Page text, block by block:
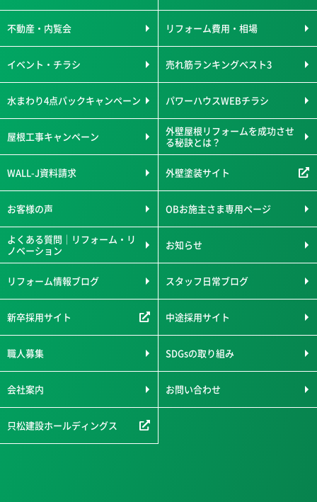
不動産・内覧会 リフォーム費用・相場
イベント・チラシ 売れ筋ランキングベスト3
水まわり4点パックキャンペーン パワーハウスWEBチラシ
屋根工事キャンペーン
外壁屋根リフォームを成功させ
る秘訣とは？
WALL-J資料請求 外壁塗装サイト
お客様の声 OBお施主さま専用ページ
よくある質問｜リフォーム・リ
ノベーション
お知らせ
リフォーム情報ブログ スタッフ日常ブログ
新卒採用サイト 中途採用サイト
職人募集 SDGsの取り組み
会社案内 お問い合わせ
只松建設ホールディングス